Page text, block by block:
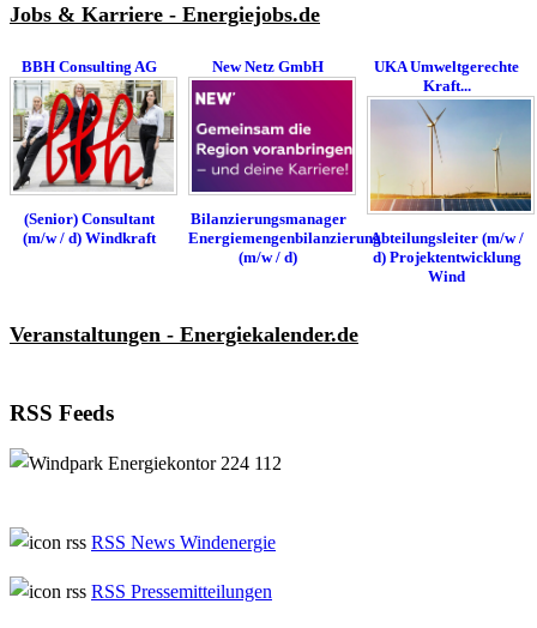
Jobs & Karriere - Energiejobs.de
BBH Consulting AG
(Senior) Consultant
(m/w / d) Windkraft
New Netz GmbH
Bilanzierungsmanager
Energiemengenbilanzierung
(m/w / d)
UKA Umweltgerechte
Kraft...
Abteilungsleiter (m/w /
d) Projektentwicklung
Wind
Veranstaltungen - Energiekalender.de
RSS Feeds
RSS News Windenergie
RSS Pressemitteilungen